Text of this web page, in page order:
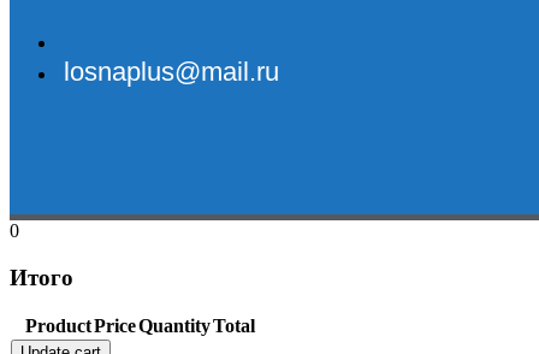
losnaplus@mail.ru
0
Итого
ProductPriceQuantityTotal